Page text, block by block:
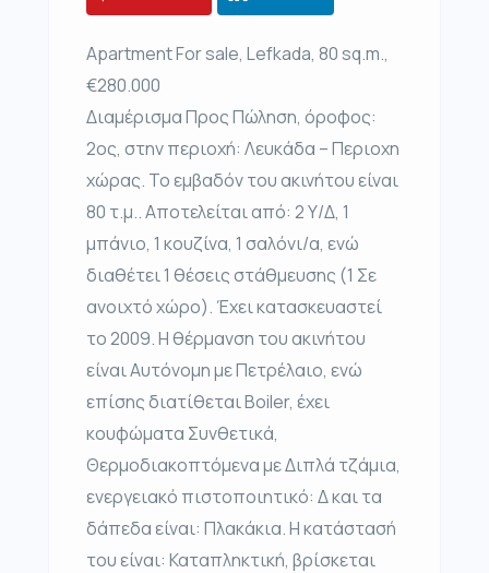
Apartment For sale, Lefkada, 80 sq.m.,
€280.000
Διαμέρισμα Προς Πώληση, όροφος:
2ος, στην περιοχή: Λευκάδα – Περιοχη
χώρας. Το εμβαδόν του ακινήτου είναι
80 τ.μ.. Αποτελείται από: 2 Υ/Δ, 1
μπάνιο, 1 κουζίνα, 1 σαλόνι/α, ενώ
διαθέτει 1 θέσεις στάθμευσης (1 Σε
ανοιχτό χώρο). Έχει κατασκευαστεί
το 2009. Η θέρμανση του ακινήτου
είναι Αυτόνομη με Πετρέλαιο, ενώ
επίσης διατίθεται Boiler, έχει
κουφώματα Συνθετικά,
Θερμοδιακοπτόμενα με Διπλά τζάμια,
ενεργειακό πιστοποιητικό: Δ και τα
δάπεδα είναι: Πλακάκια. Η κατάστασή
του είναι: Καταπληκτική, βρίσκεται